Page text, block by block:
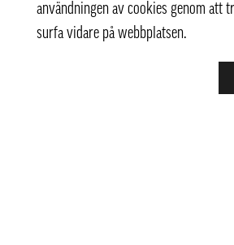
användningen av cookies genom att
surfa vidare på webbplatsen.